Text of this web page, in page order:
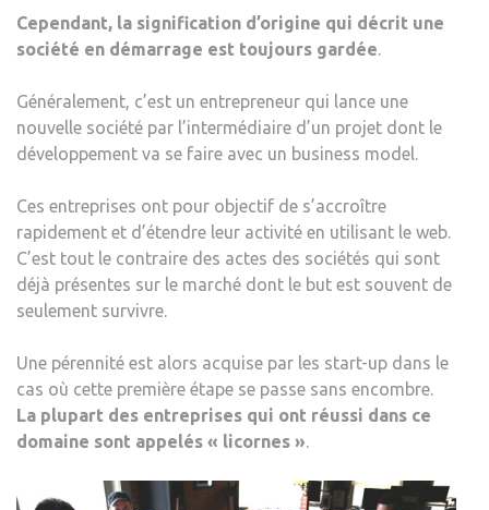
Cependant, la signification d’origine qui décrit une
société en démarrage est toujours gardée.
Généralement, c’est un entrepreneur qui lance une
nouvelle société par l’intermédiaire d’un projet dont le
développement va se faire avec un business model.
Ces entreprises ont pour objectif de s’accroître
rapidement et d’étendre leur activité en utilisant le web.
C’est tout le contraire des actes des sociétés qui sont
déjà présentes sur le marché dont le but est souvent de
seulement survivre.
Une pérennité est alors acquise par les start-up dans le
cas où cette première étape se passe sans encombre.
La plupart des entreprises qui ont réussi dans ce
domaine sont appelés « licornes ».